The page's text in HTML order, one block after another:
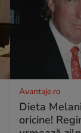
Avantaje.ro
Dieta
oricine!